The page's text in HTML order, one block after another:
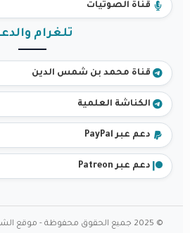
قناة الصوتيات
تلغرام
قناة محمد بن شمس الدين
الكناشة العلمية
دعم عبر PayPal
دعم عبر Patreon
© 2025 جميع الحقوق محفوظة - موقع الشيخ محمد بن شمس الدين